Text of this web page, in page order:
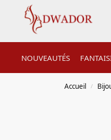
NOUVEAUTÉS
Accueil /